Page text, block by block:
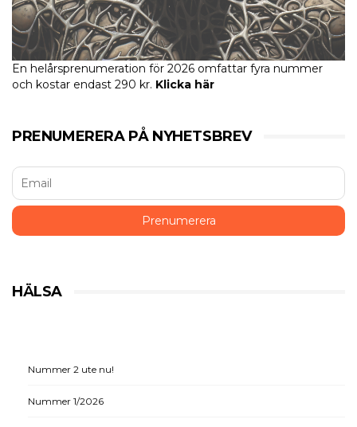
En helårsprenumeration för 2026 omfattar fyra nummer
och kostar endast 290 kr. Klicka här
PRENUMERERA PÅ NYHETSBREV
HÄLSA
Nummer 2 ute nu!
Nummer 1/2026